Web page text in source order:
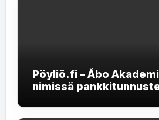
Pöyliö.fi – Åbo
nimissä